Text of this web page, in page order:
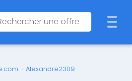
› Alexandre2309